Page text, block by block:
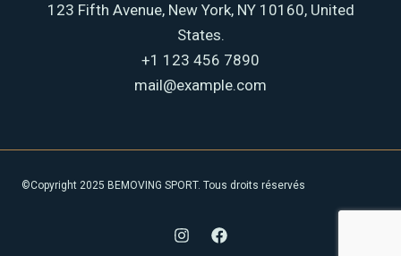
123 Fifth Avenue, New York, NY 10160, United
States.
+1 123 456 7890
mail@example.com
©Copyright 2025 BEMOVING SPORT. Tous droits réservés